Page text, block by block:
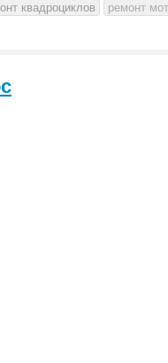
квадроциклов ремонт